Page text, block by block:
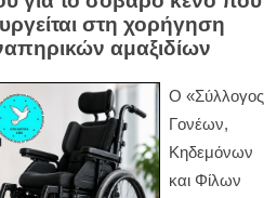
στη χορήγηση
αμαξιδίων
Ο «Σύλλογος
Γονέων,
Κηδεμόνων
και Φίλων